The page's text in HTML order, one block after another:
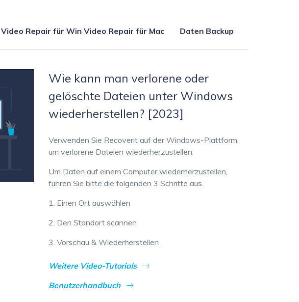
Wiederherstellung
wiederherstellen
Werkseinstellung
ENTDECKEN
Video Repair für Win Video Repair für Mac Daten Backup
Wie kann man verlorene oder
gelöschte Dateien unter Windows
wiederherstellen? [2023]
Verwenden Sie Recoverit auf der Windows-Plattform,
um verlorene Dateien wiederherzustellen.
Um Daten auf einem Computer wiederherzustellen,
führen Sie bitte die folgenden 3 Schritte aus.
1. Einen Ort auswählen
2. Den Standort scannen
3. Vorschau & Wiederherstellen
Weitere Video-Tutorials
Benutzerhandbuch